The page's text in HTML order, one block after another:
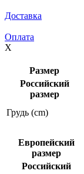
Доставка
Оплата
X
Размер
Российский
размер
Грудь (cm)
Европейский
размер
Российский